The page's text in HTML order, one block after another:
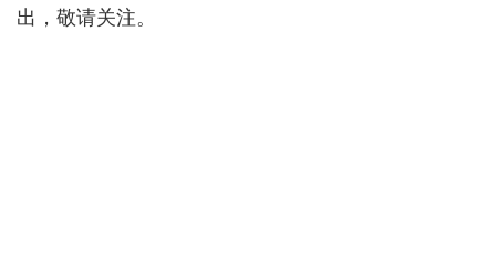
出，敬请关注。